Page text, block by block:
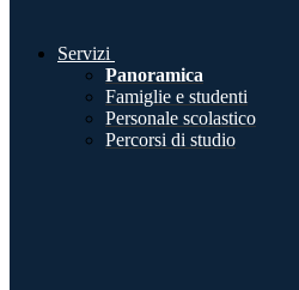
Servizi
Panoramica
Famiglie e studenti
Personale scolastico
Percorsi di studio